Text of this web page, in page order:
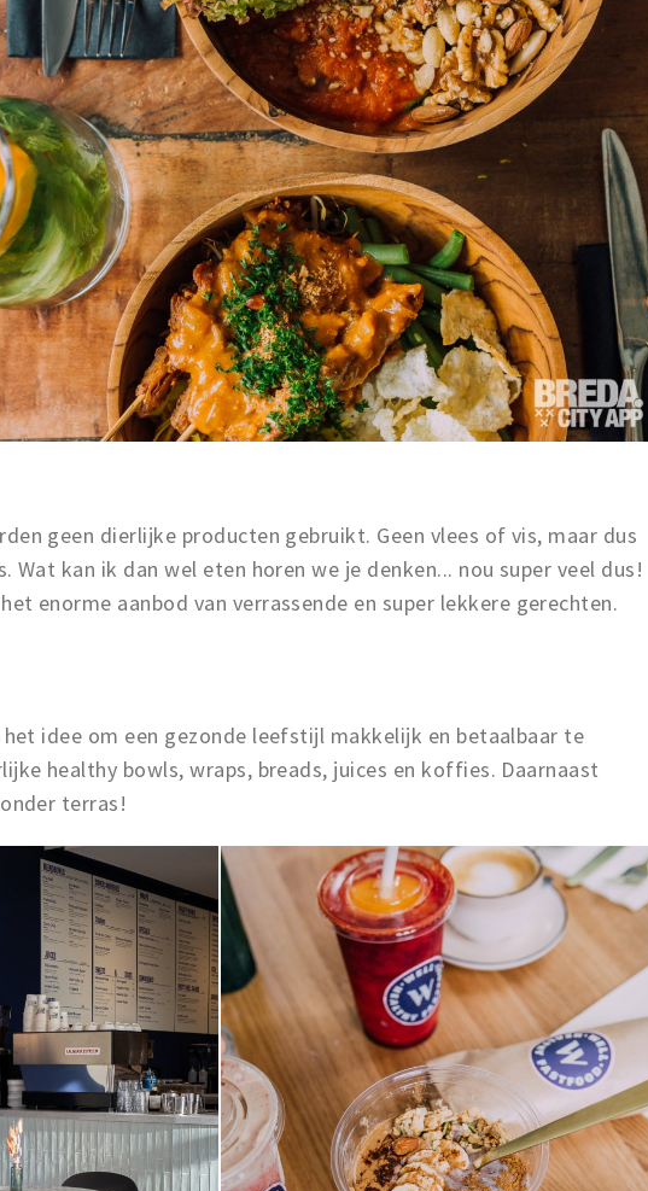
geen dierlijke producten gebruikt. Geen vlees of vis, maar dus
Wat kan ik dan wel eten horen we je denken... nou super veel dus!
enorme aanbod van verrassende en super lekkere gerechten.
idee om een gezonde leefstijl makkelijk en betaalbaar te
healthy bowls, wraps, breads, juices en koffies. Daarnaast
terras!